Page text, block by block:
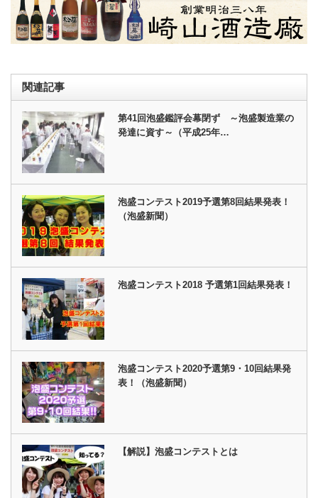
関連記事
第41回泡盛鑑評会幕閉ず ～泡盛製造業の
発達に資す～（平成25年…
泡盛コンテスト2019予選第8回結果発表！
（泡盛新聞）
泡盛コンテスト2018 予選第1回結果発表！
泡盛コンテスト2020予選第9・10回結果発
表！（泡盛新聞）
【解説】泡盛コンテストとは